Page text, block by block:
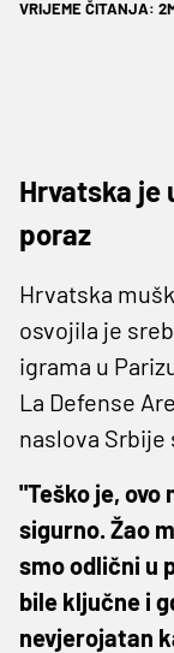
VRIJEME ČITANJA:
Hrvatska je
poraz
Hrvatska
osvojila je
igrama u
La Defense
naslova Srbije
"Teško je, ovo
sigurno. Žao
smo odlični u
bile ključne i
nevjerojatan